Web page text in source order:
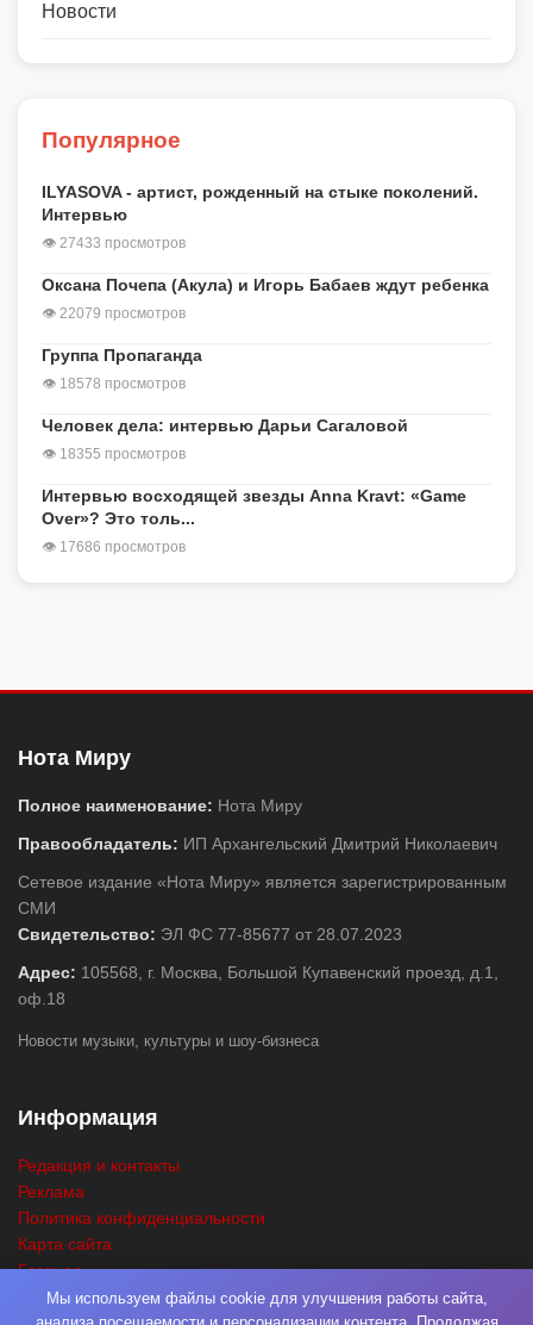
Новости
Популярное
ILYASOVA - артист, рожденный на стыке поколений.
Интервью
👁 27433 просмотров
Оксана Почепа (Акула) и Игорь Бабаев ждут ребенка
👁 22079 просмотров
Группа Пропаганда
👁 18578 просмотров
Человек дела: интервью Дарьи Сагаловой
👁 18355 просмотров
Интервью восходящей звезды Anna Kravt: «Game
Over»? Это толь...
👁 17686 просмотров
Нота Миру
Полное наименование: Нота Миру
Правообладатель: ИП Архангельский Дмитрий Николаевич
Сетевое издание «Нота Миру» является зарегистрированным
СМИ
Свидетельство: ЭЛ ФС 77-85677 от 28.07.2023
Адрес: 105568, г. Москва, Большой Купавенский проезд, д.1,
оф.18
Новости музыки, культуры и шоу-бизнеса
Информация
Редакция и контакты
Реклама
Политика конфиденциальности
Карта сайта
Главная
ПоискМы используем файлы cookie для улучшения работы сайта,